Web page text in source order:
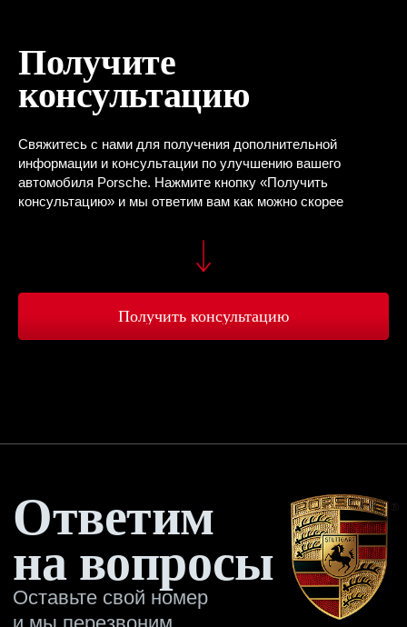
Получите
консультацию
Свяжитесь с нами для получения дополнительной
информации и консультации по улучшению вашего
автомобиля Porsche. Нажмите кнопку «Получить
консультацию» и мы ответим вам как можно скорее
Получить консультацию